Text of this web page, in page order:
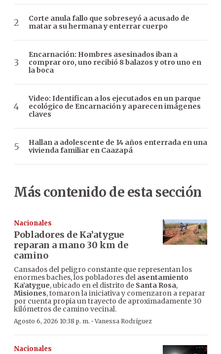
Corte anula fallo que sobreseyó a acusado de
matar a su hermana y enterrar cuerpo
Encarnación: Hombres asesinados iban a
comprar oro, uno recibió 8 balazos y otro uno en
la boca
Video: Identifican a los ejecutados en un parque
ecológico de Encarnación y aparecen imágenes
claves
Hallan a adolescente de 14 años enterrada en una
vivienda familiar en Caazapá
Más contenido de esta sección
Nacionales
Pobladores de Ka’atygue
reparan a mano 30 km de
camino
Cansados del peligro constante que representan los
enormes baches, los pobladores del asentamiento
Ka’atygue, ubicado en el distrito de Santa Rosa,
Misiones, tomaron la iniciativa y comenzaron a reparar
por cuenta propia un trayecto de aproximadamente 30
kilómetros de camino vecinal.
Agosto 6, 2026 10:38 p. m. ·Vanessa Rodríguez
Nacionales